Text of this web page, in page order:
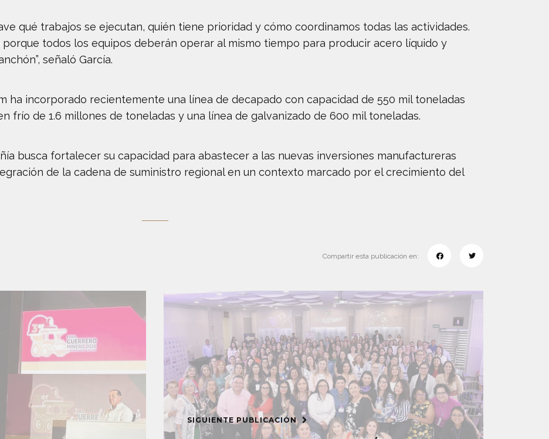
qué trabajos se ejecutan, quién tiene prioridad y cómo coordinamos todas las actividades.
porque todos los equipos deberán operar al mismo tiempo para producir acero líquido y
señaló García.
ha incorporado recientemente una línea de decapado con capacidad de 550 mil toneladas
frío de 1.6 millones de toneladas y una línea de galvanizado de 600 mil toneladas.
busca fortalecer su capacidad para abastecer a las nuevas inversiones manufactureras
de la cadena de suministro regional en un contexto marcado por el crecimiento del
Compartir esta publicación en:
SIGUIENTE PUBLICACIÓN